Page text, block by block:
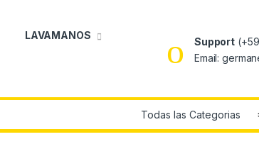
LAVAMANOS
Support
Email: